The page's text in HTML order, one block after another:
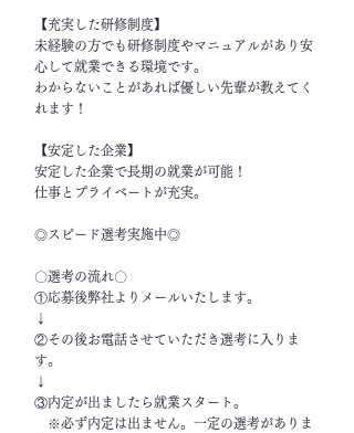
【充実した研修制度】
未経験の方でも研修制度やマニュアルがあり安
心して就業できる環境です。
わからないことがあれば優しい先輩が教えてく
れます！
【安定した企業】
安定した企業で長期の就業が可能！
仕事とプライベートが充実。
◎スピード選考実施中◎
〇選考の流れ〇
①応募後弊社よりメールいたします。
↓
②その後お電話させていただき選考に入りま
す。
↓
③内定が出ましたら就業スタート。
※必ず内定は出ません。一定の選考がありま